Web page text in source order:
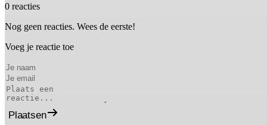
0 reacties
Nog geen reacties. Wees de eerste!
Voeg je reactie toe
Plaatsen